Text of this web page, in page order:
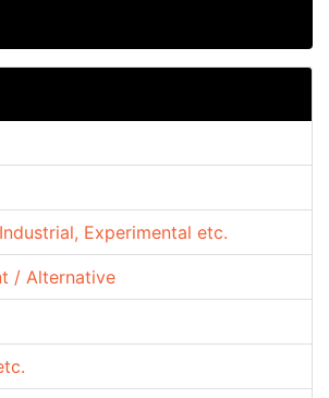
Experimental etc.
/ Alternative